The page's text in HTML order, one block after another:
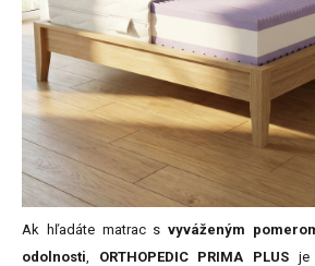
Ak hľadáte matrac s vyváženým
odolnosti
ORTHOPEDIC PRIMA PLUS je